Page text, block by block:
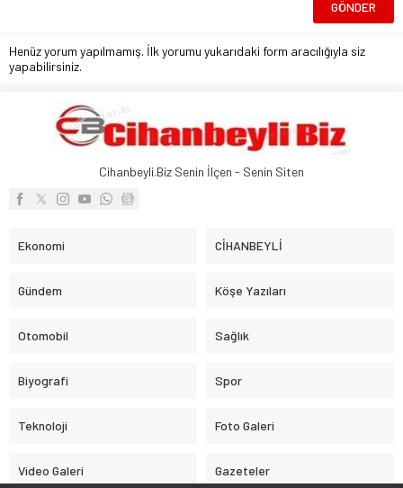
Henüz yorum yapılmamış. İlk yorumu yukarıdaki form aracılığıyla siz
yapabilirsiniz.
Cihanbeyli.Biz Senin İlçen - Senin Siten
Ekonomi CİHANBEYLİ
Gündem Köşe Yazıları
Otomobil Sağlık
Biyografi Spor
Teknoloji Foto Galeri
Video Galeri Gazeteler